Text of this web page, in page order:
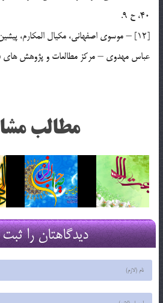
40، ح 9.
[12] – موسوى اصفهانى، مكيال المكارم، پيشين، ج 2، ص 388.
عباس مهدوى – مركز مطالعات و پژوهش هاي
مطالب
دیدگاهتان را